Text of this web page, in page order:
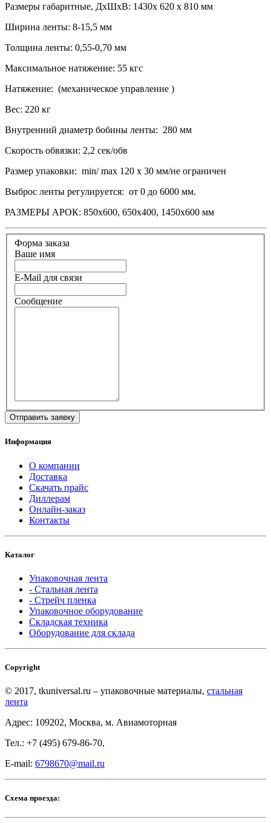
Размеры габаритные, ДхШхВ: 1430х 620 х 810 мм
Ширина ленты: 8-15,5 мм
Толщина ленты: 0,55-0,70 мм
Максимальное натяжение: 55 кгс
Натяжение: (механическое управление )
Вес: 220 кг
Внутренний диаметр бобины ленты: 280 мм
Скорость обвязки: 2,2 сек/обв
Размер упаковки: min/ max 120 х 30 мм/не ограничен
Выброс ленты регулируется: от 0 до 6000 мм.
РАЗМЕРЫ АРОК: 850х600, 650х400, 1450х600 мм
Форма заказа
Ваше имя
E-Mail для связи
Сообщение
Информация
О компании
Доставка
Скачать прайс
Диллерам
Онлайн-заказ
Контакты
Каталог
Упаковочная лента
- Стальная лента
- Стрейч пленка
Упаковочное оборудование
Складская техника
Оборудование для склада
Copyright
© 2017, tkuniversal.ru – упаковочные материалы, стальная
лента
Адрес: 109202, Москва, м. Авиамоторная
Тел.: +7 (495) 679-86-70,
E-mail: 6798670@mail.ru
Схема проезда: